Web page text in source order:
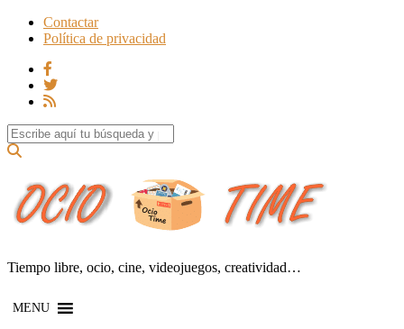
Contactar
Política de privacidad
Search for:
Tiempo libre, ocio, cine, videojuegos, creatividad…
MENU